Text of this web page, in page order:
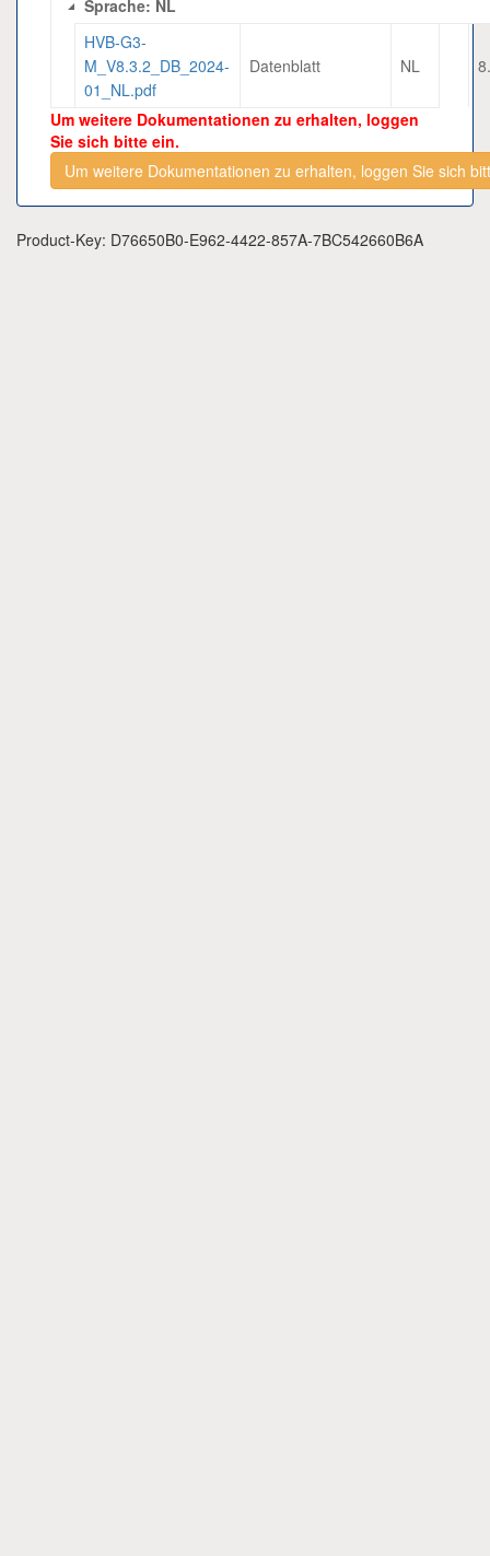
Sprache: NL
HVB-G3-
M_V8.3.2_DB_2024-
01_NL.pdf
Datenblatt NL
Um weitere Dokumentationen zu erhalten, loggen
Sie sich bitte ein.
Um weitere Dokumentationen zu erhalten, loggen Sie sich
Product-Key: D76650B0-E962-4422-857A-7BC542660B6A